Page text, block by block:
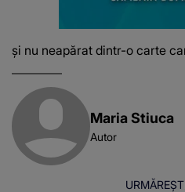
și nu neapărat dintr-o carte
Maria Stiuca
Autor